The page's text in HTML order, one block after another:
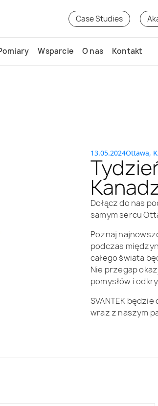
Case Studies
Wsparcie O nas Kontakt
13.05.2024Ottawa,
Dołącz do nas
samym sercu
Poznaj
podczas
całego świata
Nie przegap
pomysłów i
SVANTEK
wraz z naszym